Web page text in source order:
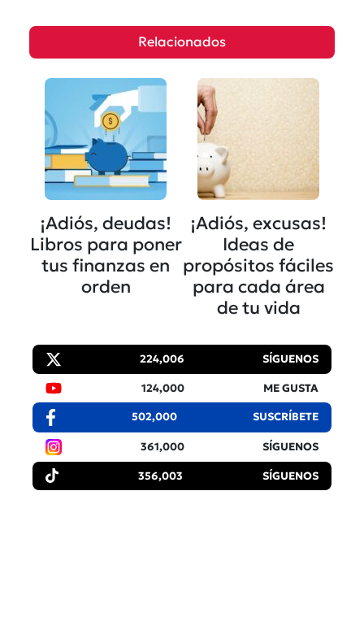
Relacionados
¡Adiós, deudas!
Libros para poner
tus finanzas en
orden
¡Adiós, excusas!
Ideas de
propósitos fáciles
para cada área
de tu vida
224,006 SÍGUENOS
124,000 ME GUSTA
502,000 SUSCRÍBETE
361,000 SÍGUENOS
356,003 SÍGUENOS